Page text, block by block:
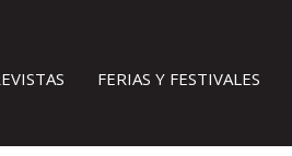
FERIAS Y FESTIVALES